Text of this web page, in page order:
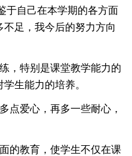
于自己在本学期的各方面
足，我今后的努力方向
，特别是课堂教学能力的
生能力的培养。
点爱心，再多一些耐心，
的教育，使学生不仅在课